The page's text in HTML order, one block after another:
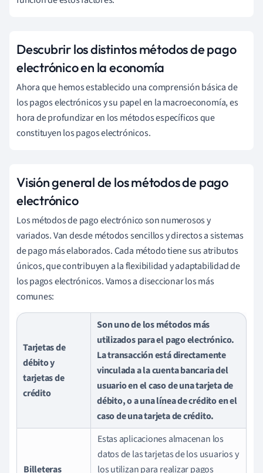
Descubrir los distintos métodos de pago
electrónico en la economía
Ahora que hemos establecido una comprensión básica de
los pagos electrónicos y su papel en la macroeconomía, es
hora de profundizar en los métodos específicos que
constituyen los pagos electrónicos.
Visión general de los métodos de pago
electrónico
Los métodos de pago electrónico son numerosos y
variados. Van desde métodos sencillos y directos a sistemas
de pago más elaborados. Cada método tiene sus atributos
únicos, que contribuyen a la flexibilidad y adaptabilidad de
los pagos electrónicos. Vamos a diseccionar los más
comunes:
Tarjetas de
débito y
tarjetas de
crédito
Son uno de los métodos más
utilizados para el pago electrónico.
La transacción está directamente
vinculada a la cuenta bancaria del
usuario en el caso de una tarjeta de
débito, o a una línea de crédito en el
caso de una tarjeta de crédito.
Billeteras
Estas aplicaciones almacenan los
datos de las tarjetas de los usuarios y
los utilizan para realizar pagos